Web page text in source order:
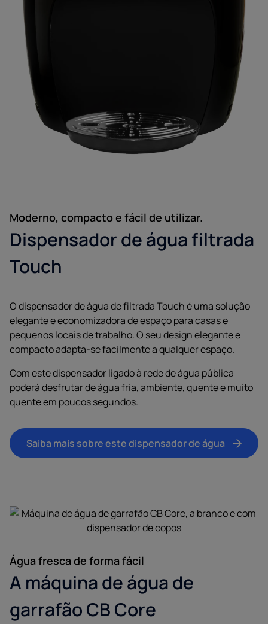
Moderno, compacto e fácil de utilizar.
Dispensador de água filtrada
Touch
O dispensador de água de filtrada Touch é uma solução
elegante e economizadora de espaço para casas e
pequenos locais de trabalho. O seu design elegante e
compacto adapta-se facilmente a qualquer espaço.
Com este dispensador ligado à rede de água pública
poderá desfrutar de água fria, ambiente, quente e muito
quente em poucos segundos.
Saiba mais sobre este dispensador de água
Água fresca de forma fácil
A máquina de água de
garrafão CB Core